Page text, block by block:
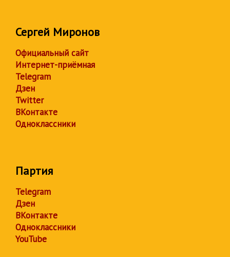
Сергей Миронов
Официальный сайт
Интернет-приёмная
Telegram
Дзен
Twitter
ВКонтакте
Одноклассники
Партия
Telegram
Дзен
ВКонтакте
Одноклассники
YouTube